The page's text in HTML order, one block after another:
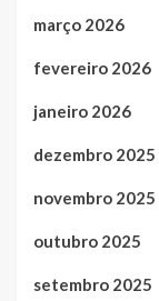
março 2026
fevereiro 2026
janeiro 2026
dezembro 2025
novembro 2025
outubro 2025
setembro 2025